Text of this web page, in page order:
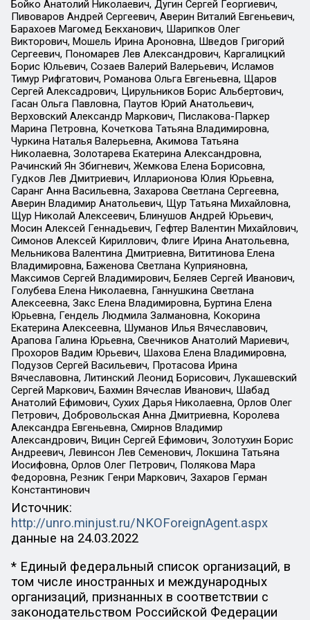
Бойко Анатолий Николаевич, Дугин Сергей Георгиевич,
Пивоваров Андрей Сергеевич, Аверин Виталий Евгеньевич,
Барахоев Магомед Бекханович, Шарипков Олег
Викторович, Мошель Ирина Ароновна, Шведов Григорий
Сергеевич, Пономарев Лев Александрович, Каргалицкий
Борис Юльевич, Созаев Валерий Валерьевич, Исламов
Тимур Рифгатович, Романова Ольга Евгеньевна, Щаров
Сергей Алексадрович, Цирульников Борис Альбертович,
Гасан Ольга Павловна, Паутов Юрий Анатольевич,
Верховский Александр Маркович, Пислакова-Паркер
Марина Петровна, Кочеткова Татьяна Владимировна,
Чуркина Наталья Валерьевна, Акимова Татьяна
Николаевна, Золотарева Екатерина Александровна,
Рачинский Ян Збигневич, Жемкова Елена Борисовна,
Гудков Лев Дмитриевич, Илларионова Юлия Юрьевна,
Саранг Анна Васильевна, Захарова Светлана Сергеевна,
Аверин Владимир Анатольевич, Щур Татьяна Михайловна,
Щур Николай Алексеевич, Блинушов Андрей Юрьевич,
Мосин Алексей Геннадьевич, Гефтер Валентин Михайлович,
Симонов Алексей Кириллович, Флиге Ирина Анатольевна,
Мельникова Валентина Дмитриевна, Вититинова Елена
Владимировна, Баженова Светлана Куприяновна,
Максимов Сергей Владимирович, Беляев Сергей Иванович,
Голубева Елена Николаевна, Ганнушкина Светлана
Алексеевна, Закс Елена Владимировна, Буртина Елена
Юрьевна, Гендель Людмила Залмановна, Кокорина
Екатерина Алексеевна, Шуманов Илья Вячеславович,
Арапова Галина Юрьевна, Свечников Анатолий Мариевич,
Прохоров Вадим Юрьевич, Шахова Елена Владимировна,
Подузов Сергей Васильевич, Протасова Ирина
Вячеславовна, Литинский Леонид Борисович, Лукашевский
Сергей Маркович, Бахмин Вячеслав Иванович, Шабад
Анатолий Ефимович, Сухих Дарья Николаевна, Орлов Олег
Петрович, Добровольская Анна Дмитриевна, Королева
Александра Евгеньевна, Смирнов Владимир
Александрович, Вицин Сергей Ефимович, Золотухин Борис
Андреевич, Левинсон Лев Семенович, Локшина Татьяна
Иосифовна, Орлов Олег Петрович, Полякова Мара
Федоровна, Резник Генри Маркович, Захаров Герман
Константинович
Источник:
http://unro.minjust.ru/NKOForeignAgent.aspx
данные на 24.03.2022
* Единый федеральный список организаций, в
том числе иностранных и международных
организаций, признанных в соответствии с
законодательством Российской Федерации